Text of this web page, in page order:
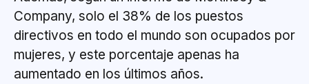
Company, solo el 38% de los puestos
directivos en todo el mundo son ocupados por
mujeres, y este porcentaje apenas ha
aumentado en los últimos años.